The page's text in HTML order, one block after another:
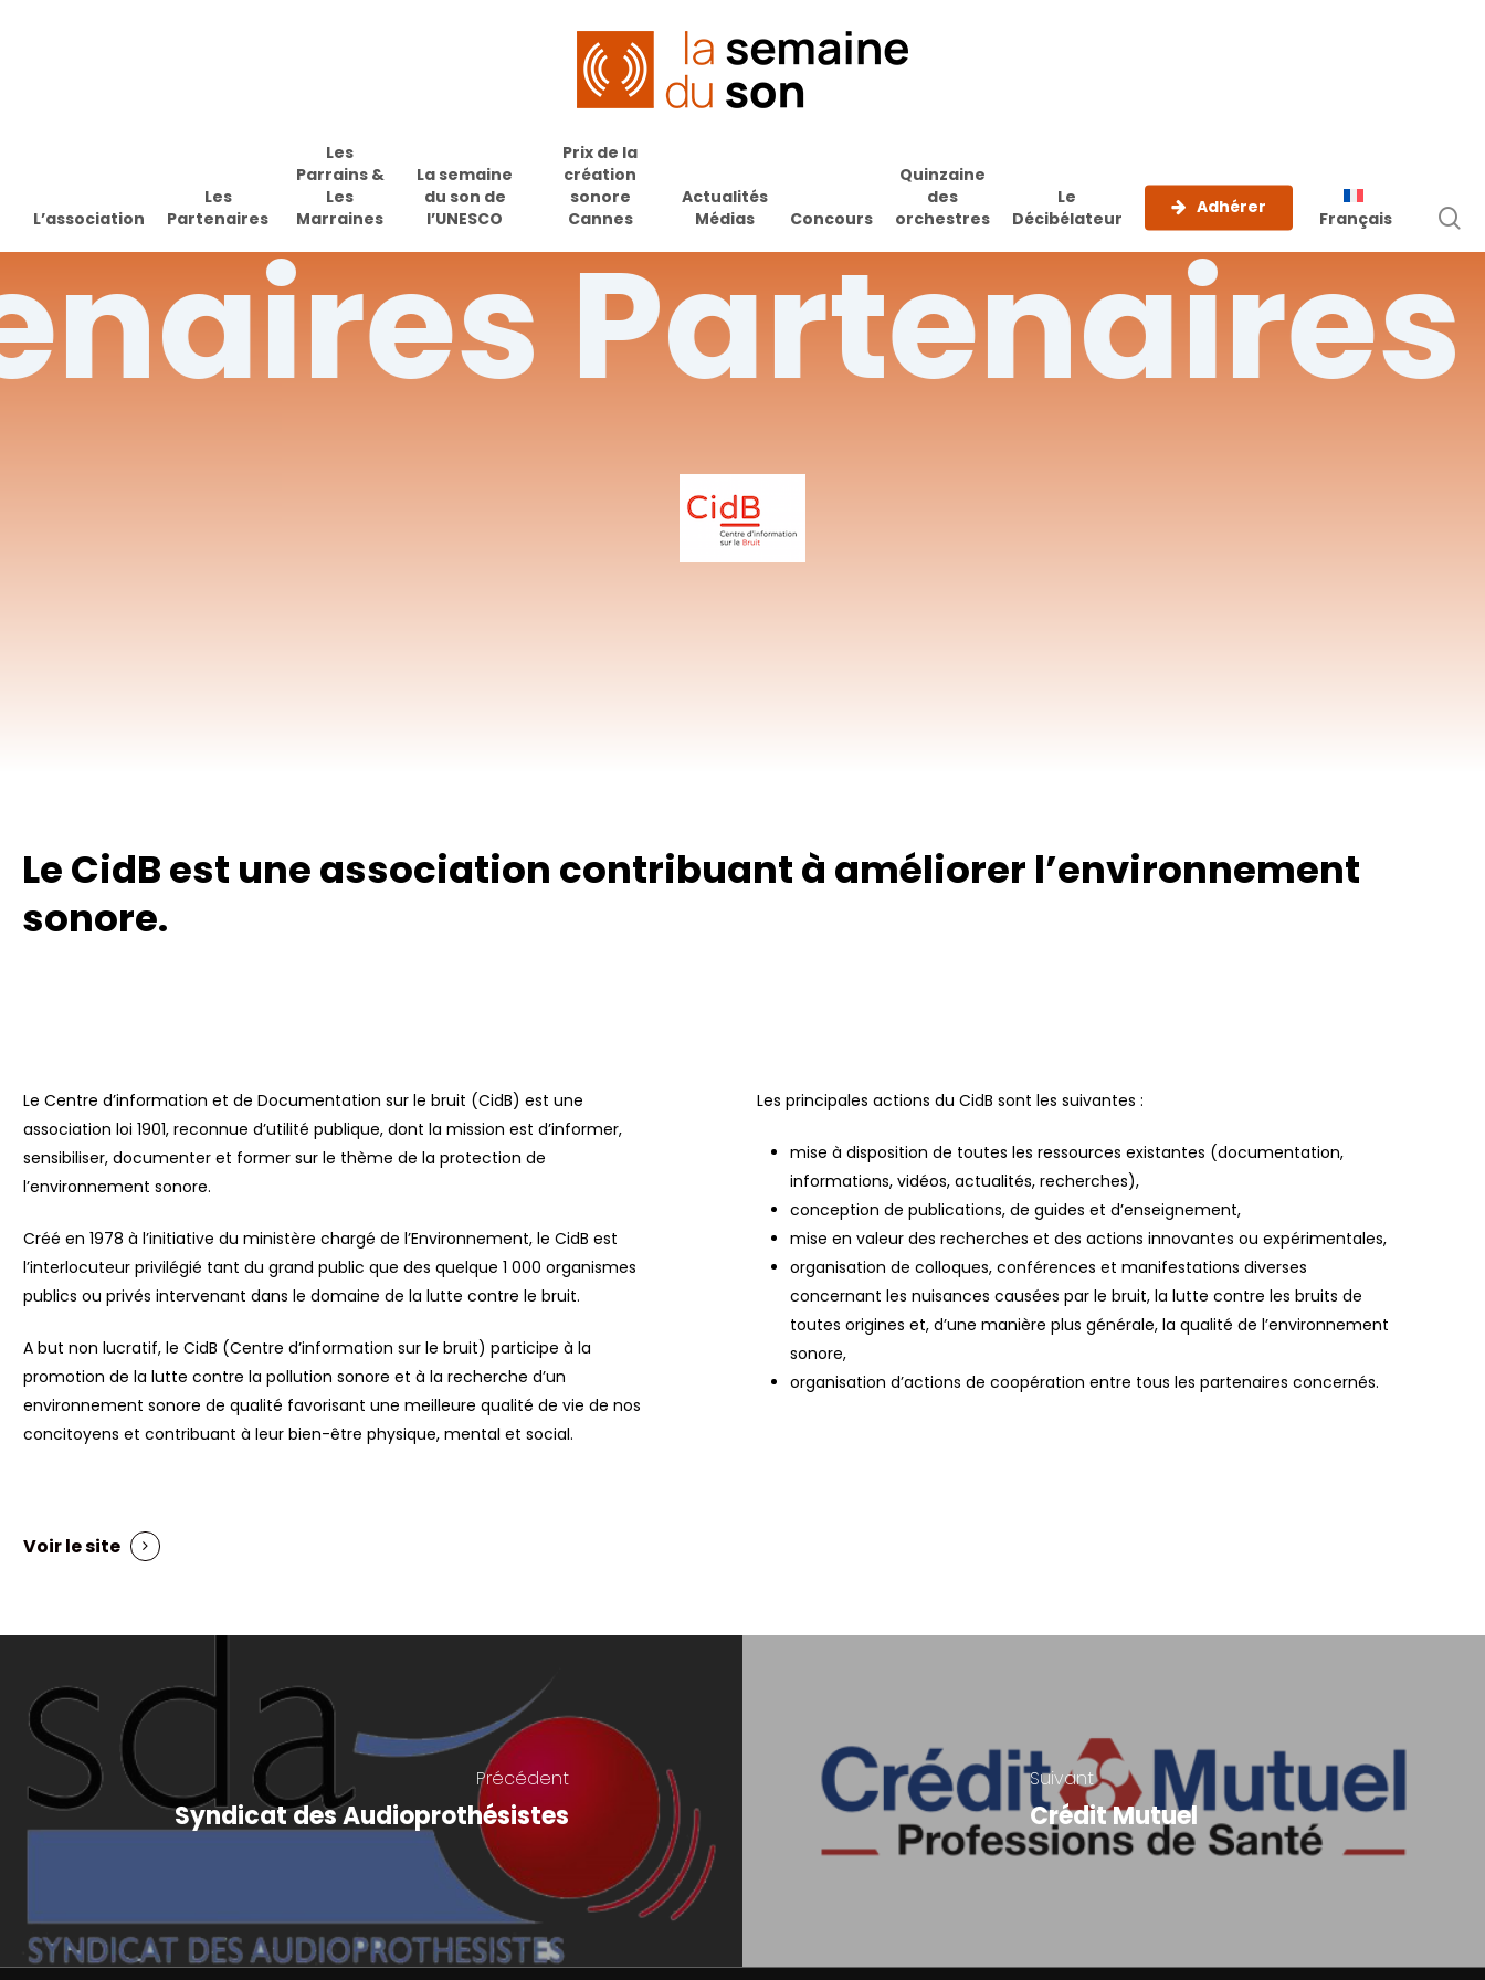
L’association
Les
Partenaires
Les
Parrains &
Les
Marraines
La semaine
du son de
l’UNESCO
Prix de la
création
sonore
Cannes
Actualités
Médias
Concours
Quinzaine
des
orchestres
Le
Décibélateur
Adhérer
Français
Partenaires
Le CidB est une association contribuant à améliorer l’environnement
sonore.
Le Centre d’information et de Documentation sur le bruit (CidB) est une
association loi 1901, reconnue d’utilité publique, dont la mission est d’informer,
sensibiliser, documenter et former sur le thème de la protection de
l’environnement sonore.
Créé en 1978 à l’initiative du ministère chargé de l’Environnement, le CidB est
l’interlocuteur privilégié tant du grand public que des quelque 1 000 organismes
publics ou privés intervenant dans le domaine de la lutte contre le bruit.
A but non lucratif, le CidB (Centre d’information sur le bruit) participe à la
promotion de la lutte contre la pollution sonore et à la recherche d’un
environnement sonore de qualité favorisant une meilleure qualité de vie de nos
concitoyens et contribuant à leur bien-être physique, mental et social.
Les principales actions du CidB sont les suivantes :
mise à disposition de toutes les ressources existantes (documentation,
informations, vidéos, actualités, recherches),
conception de publications, de guides et d’enseignement,
mise en valeur des recherches et des actions innovantes ou expérimentales,
organisation de colloques, conférences et manifestations diverses
concernant les nuisances causées par le bruit, la lutte contre les bruits de
toutes origines et, d’une manière plus générale, la qualité de l’environnement
sonore,
organisation d’actions de coopération entre tous les partenaires concernés.
Voir le site
Précédent
Syndicat des Audioprothésistes
Suivant
Crédit Mutuel